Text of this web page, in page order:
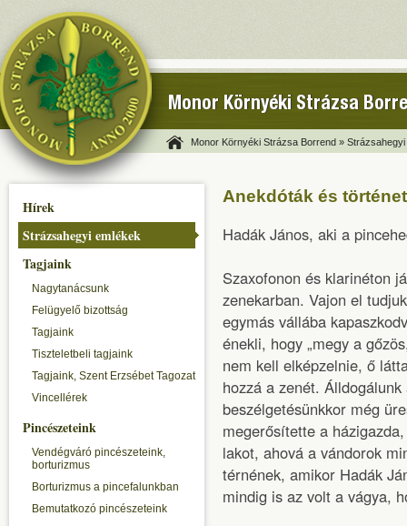
Monor Környéki Strázsa
Monor Környéki Strázsa Borrend »
Hírek
Strázsahegyi emlékek
Tagjaink
Nagytanácsunk
Felügyelő bizottság
Tagjaink
Tiszteletbeli tagjaink
Tagjaink, Szent Erzsébet Tagozat
Vincellérek
Pincészeteink
Vendégváró pincészeteink,
borturizmus
Borturizmus a pincefalunkban
Bemutatkozó pincészeteink
Anekdóták és
Hadák János, aki a
Szaxofonon és klarinéton
zenekarban. Vajon el
egymás vállába
énekli, hogy „megy a
nem kell elképzelnie, ő
hozzá a zenét.
beszélgetésünkkor még
megerősítette a
lakot, ahová a vándorok
térnének, amikor Hadák
mindig is az volt a vágya,